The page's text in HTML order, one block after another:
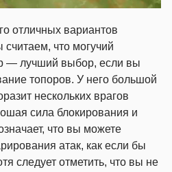
отличных вариантов
что могучий
— лучший выбор, если вы
топоров. У него большой
нескольких врагов
сила блокирования и
что вы можете
атак, как если бы
следует отметить, что вы не